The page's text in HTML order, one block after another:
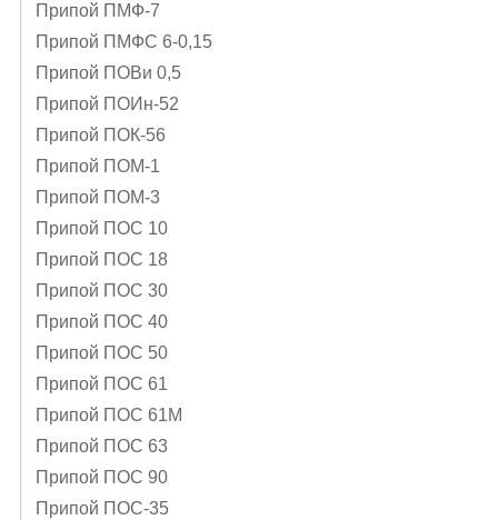
Припой ПМФ-7
Припой ПМФС 6-0,15
Припой ПОВи 0,5
Припой ПОИн-52
Припой ПОК-56
Припой ПОМ-1
Припой ПОМ-3
Припой ПОС 10
Припой ПОС 18
Припой ПОС 30
Припой ПОС 40
Припой ПОС 50
Припой ПОС 61
Припой ПОС 61М
Припой ПОС 63
Припой ПОС 90
Припой ПОС-35